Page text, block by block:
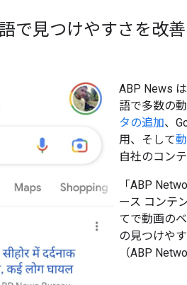
で見つけやすさを改
ABP News
語で多数の
タの追加、
用、そして
自社のコン
「ABP
ース コンテ
てで動画の
の見つけや
（ABP